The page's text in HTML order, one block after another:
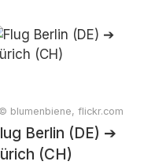
© blumenbiene, flickr.com
Berlin (DE) ➔
(CH)